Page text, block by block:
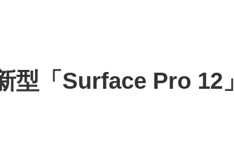
「Surface Pro 12」